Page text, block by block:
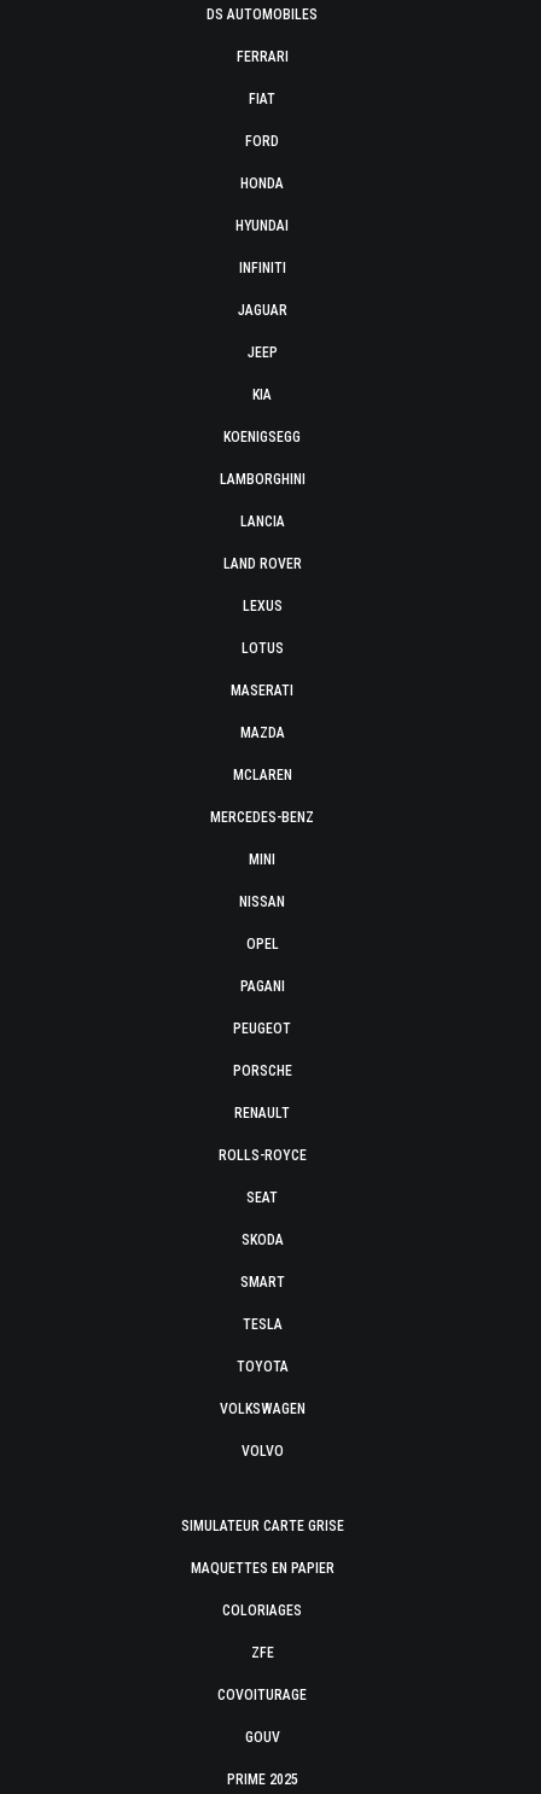
DS AUTOMOBILES
FERRARI
FIAT
FORD
HONDA
HYUNDAI
INFINITI
JAGUAR
JEEP
KIA
KOENIGSEGG
LAMBORGHINI
LANCIA
LAND ROVER
LEXUS
LOTUS
MASERATI
MAZDA
MCLAREN
MERCEDES-BENZ
MINI
NISSAN
OPEL
PAGANI
PEUGEOT
PORSCHE
RENAULT
ROLLS-ROYCE
SEAT
SKODA
SMART
TESLA
TOYOTA
VOLKSWAGEN
VOLVO
SIMULATEUR CARTE GRISE
MAQUETTES EN PAPIER
COLORIAGES
ZFE
COVOITURAGE
GOUV
PRIME 2025